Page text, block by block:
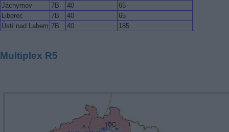
Jáchymov
7B 40
65
Liberec
7B 40
65
Ústí nad Labem 7B 40 185
Multiplex R5